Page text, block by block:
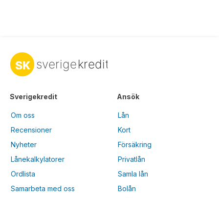
Sverigekredit
Om oss
Recensioner
Nyheter
Lånekalkylatorer
Ordlista
Samarbeta med oss
Ansök
Lån
Kort
Försäkring
Privatlån
Samla lån
Bolån